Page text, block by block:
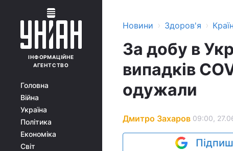
ІНФОРМАЦІЙНЕ
АГЕНТСТВО
Головна
Війна
Україна
Політика
Економіка
Світ
Новини › Здоров'я ›
За добу в
випадків
одужали
Дмитро Захаров 09:00,